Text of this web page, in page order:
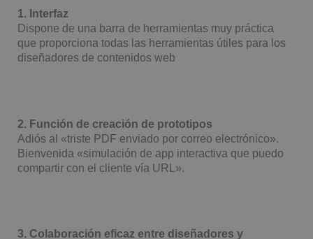
1. Interfaz
Dispone de una barra de herramientas muy práctica
que proporciona todas las herramientas útiles para los
diseñadores de contenidos web
2. Función de creación de prototipos
Adiós al «triste PDF enviado por correo electrónico».
Bienvenida «simulación de app interactiva que puedo
compartir con el cliente vía URL».
3. Colaboración eficaz entre diseñadores y